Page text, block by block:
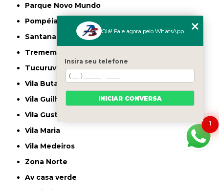
Parque Novo Mundo
Pompéia
Santana
Tremembé
Tucuruvi
Vila Butantã
Vila Guilherme
Vila Gustavo
Vila Maria
Vila Medeiros
Zona Norte
av casa verde
1
Olá! Fale agora pelo WhatsApp
Insira seu telefone
INICIAR CONVERSA